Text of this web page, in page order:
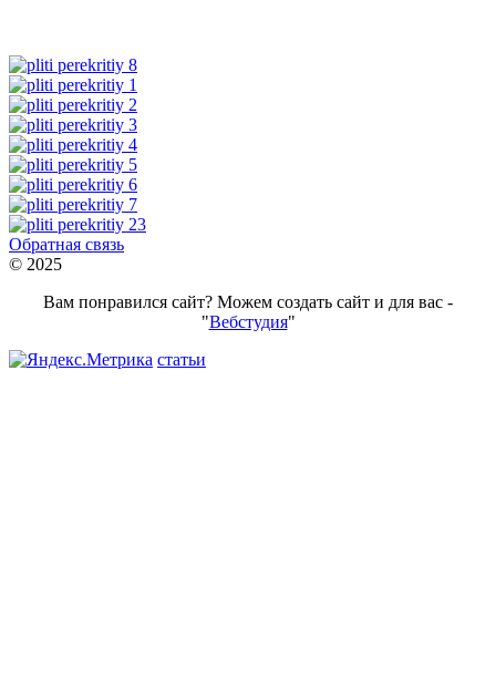
Обратная связь
© 2025
Вам понравился сайт? Можем создать сайт и для вас -
"Вебстудия"
статьи